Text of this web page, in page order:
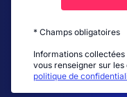
* Champs obligatoires
Informations
vous renseigner sur
politique de